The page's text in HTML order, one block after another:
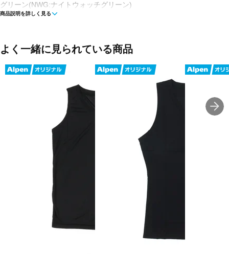
グリーン(NWG:ナイトウォッチグリーン)
レッド(TRE:チームレッド)
商品説明を詳しく見る
よく一緒に見られている商品